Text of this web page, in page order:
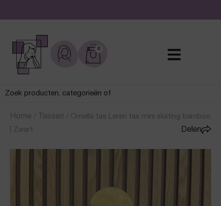
De leukste sieraden online en in de winkel
0
Home / Tassen / Ornella tas Leren tas mini sluiting bamboo
| Zwart
Delen